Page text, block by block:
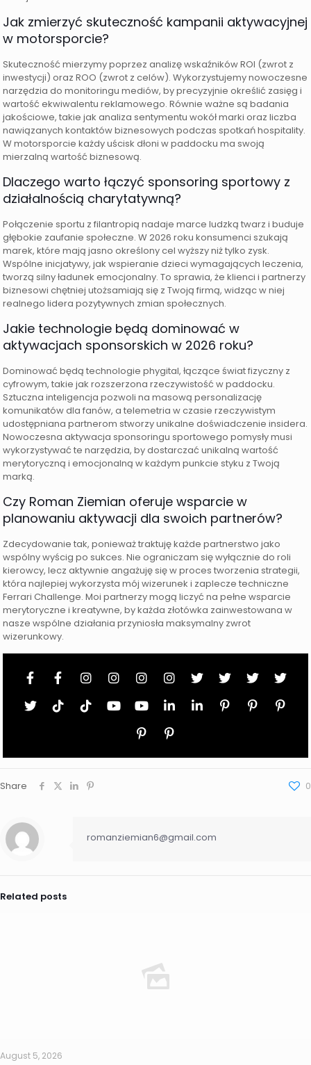
Jak zmierzyć skuteczność kampanii aktywacyjnej
w motorsporcie?
Skuteczność mierzymy poprzez analizę wskaźników ROI (zwrot z
inwestycji) oraz ROO (zwrot z celów). Wykorzystujemy nowoczesne
narzędzia do monitoringu mediów, by precyzyjnie określić zasięg i
wartość ekwiwalentu reklamowego. Równie ważne są badania
jakościowe, takie jak analiza sentymentu wokół marki oraz liczba
nawiązanych kontaktów biznesowych podczas spotkań hospitality.
W motorsporcie każdy uścisk dłoni w paddocku ma swoją
mierzalną wartość biznesową.
Dlaczego warto łączyć sponsoring sportowy z
działalnością charytatywną?
Połączenie sportu z filantropią nadaje marce ludzką twarz i buduje
głębokie zaufanie społeczne. W 2026 roku konsumenci szukają
marek, które mają jasno określony cel wyższy niż tylko zysk.
Wspólne inicjatywy, jak wspieranie dzieci wymagających leczenia,
tworzą silny ładunek emocjonalny. To sprawia, że klienci i partnerzy
biznesowi chętniej utożsamiają się z Twoją firmą, widząc w niej
realnego lidera pozytywnych zmian społecznych.
Jakie technologie będą dominować w
aktywacjach sponsorskich w 2026 roku?
Dominować będą technologie phygital, łączące świat fizyczny z
cyfrowym, takie jak rozszerzona rzeczywistość w paddocku.
Sztuczna inteligencja pozwoli na masową personalizację
komunikatów dla fanów, a telemetria w czasie rzeczywistym
udostępniana partnerom stworzy unikalne doświadczenie insidera.
Nowoczesna aktywacja sponsoringu sportowego pomysły musi
wykorzystywać te narzędzia, by dostarczać unikalną wartość
merytoryczną i emocjonalną w każdym punkcie styku z Twoją
marką.
Czy Roman Ziemian oferuje wsparcie w
planowaniu aktywacji dla swoich partnerów?
Zdecydowanie tak, ponieważ traktuję każde partnerstwo jako
wspólny wyścig po sukces. Nie ograniczam się wyłącznie do roli
kierowcy, lecz aktywnie angażuję się w proces tworzenia strategii,
która najlepiej wykorzysta mój wizerunek i zaplecze techniczne
Ferrari Challenge. Moi partnerzy mogą liczyć na pełne wsparcie
merytoryczne i kreatywne, by każda złotówka zainwestowana w
nasze wspólne działania przyniosła maksymalny zwrot
wizerunkowy.
Share 0
romanziemian6@gmail.com
Related posts
August 5, 2026